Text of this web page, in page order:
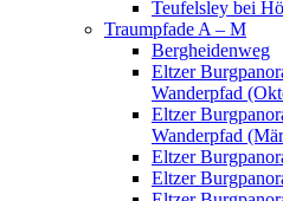
Teufelsley bei
Traumpfade A – M
Bergheidenweg
Eltzer
Wanderpfad
Eltzer
Wanderpfad
Eltzer
Eltzer